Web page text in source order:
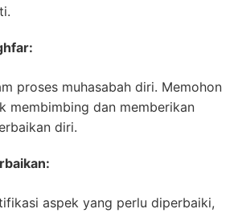
proses muhasabah diri. Memohon
membimbing dan memberikan
diri.
aspek yang perlu diperbaiki,